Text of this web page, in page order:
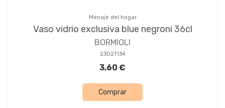
Menaje del hogar
Vaso vidrio exclusiva blue negroni 36cl
BORMIOLI
23021134
3,60 €
Comprar